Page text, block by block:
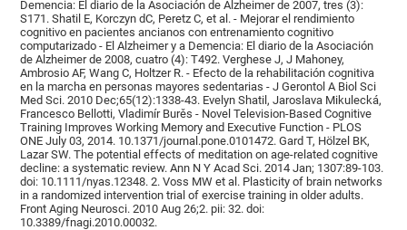
Demencia: El diario de la Asociación de Alzheimer de 2007, tres (3):
S171. Shatil E, Korczyn dC, Peretz C, et al. - Mejorar el rendimiento
cognitivo en pacientes ancianos con entrenamiento cognitivo
computarizado - El Alzheimer y a Demencia: El diario de la Asociación
de Alzheimer de 2008, cuatro (4): T492. Verghese J, J Mahoney,
Ambrosio AF, Wang C, Holtzer R. - Efecto de la rehabilitación cognitiva
en la marcha en personas mayores sedentarias - J Gerontol A Biol Sci
Med Sci. 2010 Dec;65(12):1338-43. Evelyn Shatil, Jaroslava Mikulecká,
Francesco Bellotti, Vladimír Burěs - Novel Television-Based Cognitive
Training Improves Working Memory and Executive Function - PLOS
ONE July 03, 2014. 10.1371/journal.pone.0101472. Gard T, Hölzel BK,
Lazar SW. The potential effects of meditation on age-related cognitive
decline: a systematic review. Ann N Y Acad Sci. 2014 Jan; 1307:89-103.
doi: 10.1111/nyas.12348. 2. Voss MW et al. Plasticity of brain networks
in a randomized intervention trial of exercise training in older adults.
Front Aging Neurosci. 2010 Aug 26;2. pii: 32. doi:
10.3389/fnagi.2010.00032.